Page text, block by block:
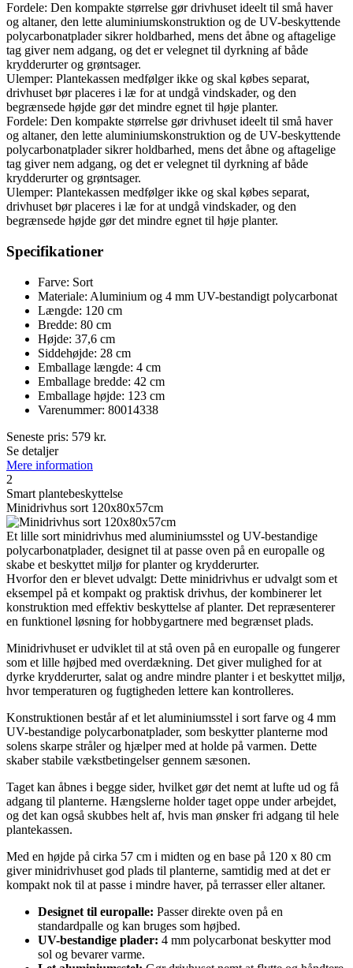
Fordele: Den kompakte størrelse gør drivhuset ideelt til små haver
og altaner, den lette aluminiums­konstruktion og de UV-beskyttende
polycarbonatplader sikrer holdbarhed, mens det åbne og aftagelige
tag giver nem adgang, og det er velegnet til dyrkning af både
krydderurter og grøntsager.
Ulemper: Plantekassen medfølger ikke og skal købes separat,
drivhuset bør placeres i læ for at undgå vindskader, og den
begrænsede højde gør det mindre egnet til høje planter.
Fordele: Den kompakte størrelse gør drivhuset ideelt til små haver
og altaner, den lette aluminiums­konstruktion og de UV-beskyttende
polycarbonatplader sikrer holdbarhed, mens det åbne og aftagelige
tag giver nem adgang, og det er velegnet til dyrkning af både
krydderurter og grøntsager.
Ulemper: Plantekassen medfølger ikke og skal købes separat,
drivhuset bør placeres i læ for at undgå vindskader, og den
begrænsede højde gør det mindre egnet til høje planter.
Specifikationer
Farve: Sort
Materiale: Aluminium og 4 mm UV-bestandigt polycarbonat
Længde: 120 cm
Bredde: 80 cm
Højde: 37,6 cm
Siddehøjde: 28 cm
Emballage længde: 4 cm
Emballage bredde: 42 cm
Emballage højde: 123 cm
Varenummer: 80014338
Seneste pris: 579 kr.
Se detaljer
Mere information
2
Smart plantebeskyttelse
Minidrivhus sort 120x80x57cm
Et lille sort minidrivhus med aluminiumsstel og UV-bestandige
polycarbonatplader, designet til at passe oven på en europalle og
skabe et beskyttet miljø for planter og krydderurter.
Hvorfor den er blevet udvalgt: Dette minidrivhus er udvalgt som et
eksempel på et kompakt og praktisk drivhus, der kombinerer let
konstruktion med effektiv beskyttelse af planter. Det repræsenterer
en funktionel løsning for hobbygartnere med begrænset plads.
Minidrivhuset er udviklet til at stå oven på en europalle og fungerer
som et lille højbed med overdækning. Det giver mulighed for at
dyrke krydderurter, salat og andre mindre planter i et beskyttet miljø,
hvor temperaturen og fugtigheden lettere kan kontrolleres.
Konstruktionen består af et let aluminiumsstel i sort farve og 4 mm
UV-bestandige polycarbonatplader, som beskytter planterne mod
solens skarpe stråler og hjælper med at holde på varmen. Dette
skaber stabile vækstbetingelser gennem sæsonen.
Taget kan åbnes i begge sider, hvilket gør det nemt at lufte ud og få
adgang til planterne. Hængslerne holder taget oppe under arbejdet,
og det kan også skubbes helt af, hvis man ønsker fri adgang til hele
plantekassen.
Med en højde på cirka 57 cm i midten og en base på 120 x 80 cm
giver minidrivhuset god plads til planterne, samtidig med at det er
kompakt nok til at passe i mindre haver, på terrasser eller altaner.
Designet til europalle: Passer direkte oven på en
standardpalle og kan bruges som højbed.
UV-bestandige plader: 4 mm polycarbonat beskytter mod
sol og bevarer varme.